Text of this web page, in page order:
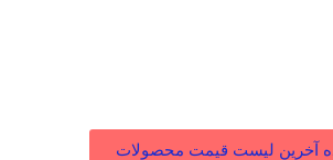
آخرین لیست قیمت محصولات